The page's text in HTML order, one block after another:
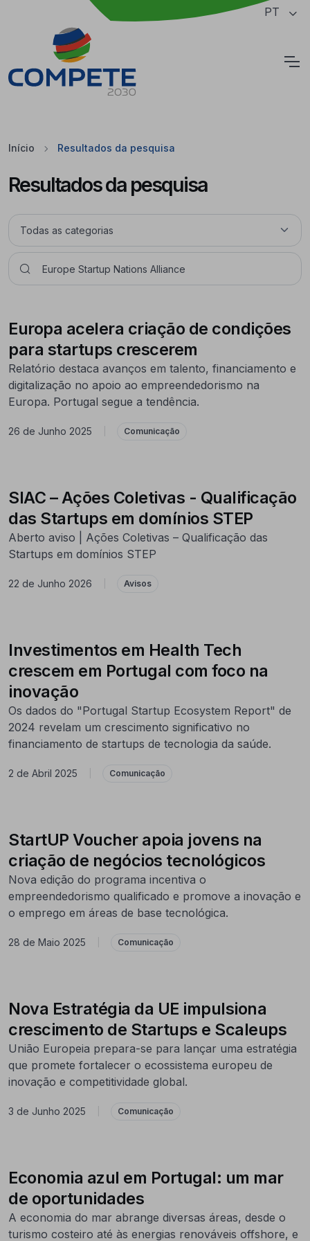
Saltar para o conteúdo principal da página PT
Início Resultados da pesquisa
Resultados da pesquisa
Europa acelera criação de condições
para startups crescerem
Relatório destaca avanços em talento, financiamento e
digitalização no apoio ao empreendedorismo na
Europa. Portugal segue a tendência.
26 de Junho 2025 Comunicação
SIAC – Ações Coletivas - Qualificação
das Startups em domínios STEP
Aberto aviso | Ações Coletivas – Qualificação das
Startups em domínios STEP
22 de Junho 2026 Avisos
Investimentos em Health Tech
crescem em Portugal com foco na
inovação
Os dados do "Portugal Startup Ecosystem Report" de
2024 revelam um crescimento significativo no
financiamento de startups de tecnologia da saúde.
2 de Abril 2025 Comunicação
StartUP Voucher apoia jovens na
criação de negócios tecnológicos
Nova edição do programa incentiva o
empreendedorismo qualificado e promove a inovação e
o emprego em áreas de base tecnológica.
28 de Maio 2025 Comunicação
Nova Estratégia da UE impulsiona
crescimento de Startups e Scaleups
União Europeia prepara-se para lançar uma estratégia
que promete fortalecer o ecossistema europeu de
inovação e competitividade global.
3 de Junho 2025 Comunicação
Economia azul em Portugal: um mar
de oportunidades
A economia do mar abrange diversas áreas, desde o
turismo costeiro até às energias renováveis offshore, e